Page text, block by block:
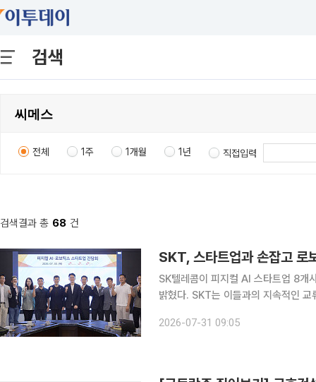
검색
전체 1주 1개월 1년 직접입력
검색결과 총 68 건
SK텔레콤이 피지컬 AI 스타트업 8개
밝혔다. SKT는 이들과의 지속적인 교
스 스타트업 간담회’를 열고, 로봇이
2026-07-31 09:05